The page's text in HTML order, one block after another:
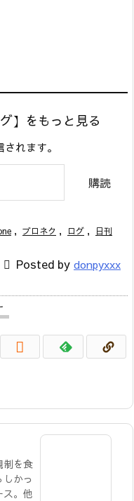
】をもっと見る
れます。
購読
, ブロネク , ログ , 日刊
 Posted by donpyxxx

を食
かっ
。他